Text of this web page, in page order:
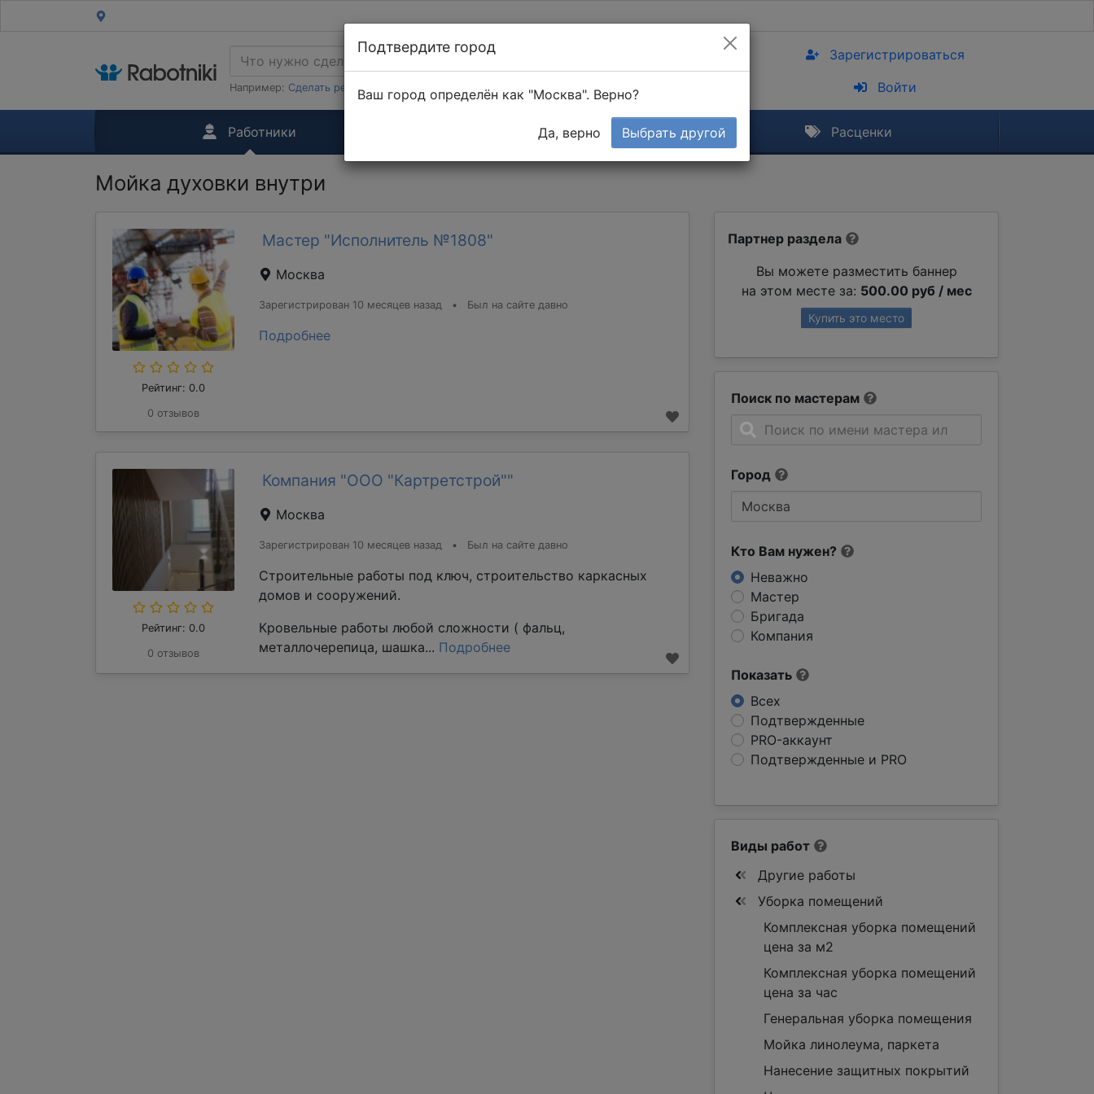
Например: Сделать ремонт в 1-к квартире
Зарегистрироваться
Войти
Работники Тендеры Расценки
Мойка духовки внутри
Партнер раздела
Вы можете разместить баннер
на этом месте за: 500.00 руб / мес
Купить это место
Поиск по мастерам
Город
Кто Вам нужен?
Неважно
Мастер
Бригада
Компания
Показать
Всех
Подтвержденные
PRO-аккаунт
Подтвержденные и PRO
Рейтинг: 0.0
0 отзывов
Мастер "Исполнитель №1808"
Москва
Зарегистрирован 10 месяцев назад • Был на сайте давно
Подробнее
Рейтинг: 0.0
0 отзывов
Компания "ООО "Картретстрой""
Москва
Зарегистрирован 10 месяцев назад • Был на сайте давно
Строительные работы под ключ, строительство каркасных
домов и сооружений.
Кровельные работы любой сложности ( фальц,
металлочерепица, шашка... Подробнее
Виды работ
Другие работы
Уборка помещений
Комплексная уборка помещений
цена за м2
Комплексная уборка помещений
цена за час
Генеральная уборка помещения
Мойка линолеума, паркета
Нанесение защитных покрытий
Подтвердите город
Ваш город определён как "Москва". Верно?
Да, верно Выбрать другой